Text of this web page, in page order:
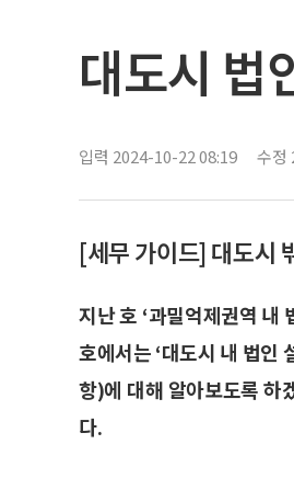
대도시 법
입력 2024-10-22 08:19 수정
[세무 가이드] 대도시
지난 호 ‘과밀억제권역
호에서는 ‘대도시 내 법인
항)에 대해 알아보도록 하
다.